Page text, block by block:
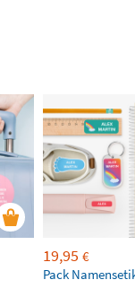
19,95 €
Pack